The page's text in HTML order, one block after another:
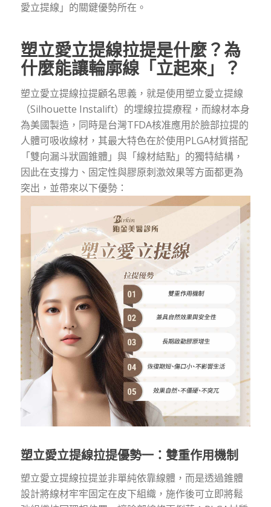
愛立提線」的關鍵優勢所在。
塑立愛立提線拉提是什麼？為
什麼能讓輪廓線「立起來」？
塑立愛立提線拉提顧名思義，就是使用塑立愛立提線
（Silhouette Instalift）的埋線拉提療程，而線材本身
為美國製造，同時是台灣TFDA核准應用於臉部拉提的
人體可吸收線材，其最大特色在於使用PLGA材質搭配
「雙向漏斗狀圓錐體」與「線材結點」的獨特結構，
因此在支撐力、固定性與膠原刺激效果等方面都更為
突出，並帶來以下優勢：
塑立愛立提線拉提優勢一：雙重作用機制
塑立愛立提線拉提並非單純依靠線體，而是透過錐體
設計將線材牢牢固定在皮下組織，施作後可立即將鬆